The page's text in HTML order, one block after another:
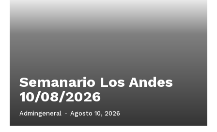
Semanario Los Andes
10/08/2026
Admingeneral - Agosto 10, 2026